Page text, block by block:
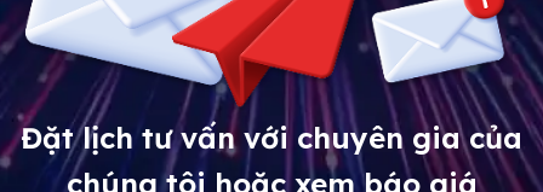
Đặt lịch tư vấn với chuyên gia của
chúng tôi hoặc xem báo giá